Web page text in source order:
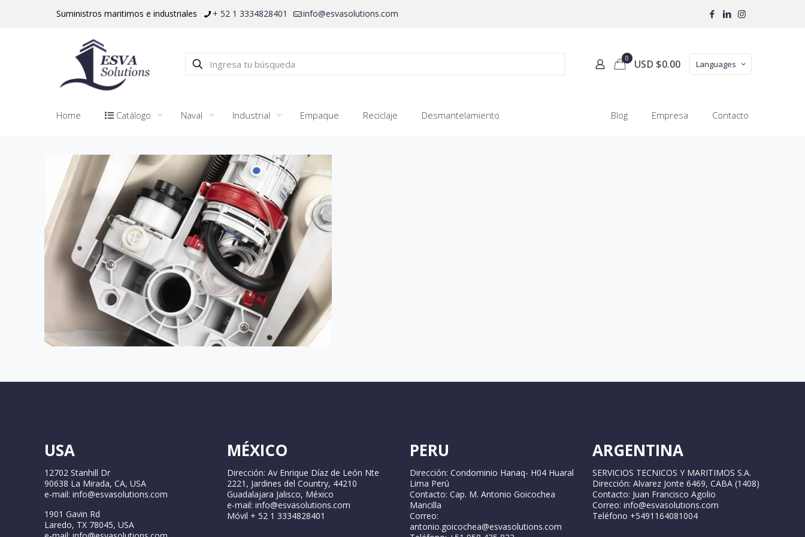
Suministros maritimos e industriales + 52 1 3334828401 info@esvasolutions.com
0 USD $0.00 Languages
Home Catálogo Naval Industrial Empaque Reciclaje Desmantelamiento Blog Empresa Contacto
USA
12702 Stanhill Dr
90638 La Mirada, CA, USA
e-mail: info@esvasolutions.com
1901 Gavin Rd
Laredo, TX 78045, USA
MÉXICO
Dirección: Av Enrique Díaz de León Nte
2221, Jardines del Country, 44210
Guadalajara Jalisco, México
e-mail: info@esvasolutions.com
Móvil + 52 1 3334828401
PERU
Dirección: Condominio Hanaq- H04 Huaral
Lima Perú
Contacto: Cap. M. Antonio Goicochea
Mancilla
Correo:
antonio.goicochea@esvasolutions.com
ARGENTINA
SERVICIOS TECNICOS Y MARITIMOS S.A.
Dirección: Alvarez Jonte 6469, CABA (1408)
Contacto: Juan Francisco Agolio
Correo: info@esvasolutions.com
Teléfono +5491164081004